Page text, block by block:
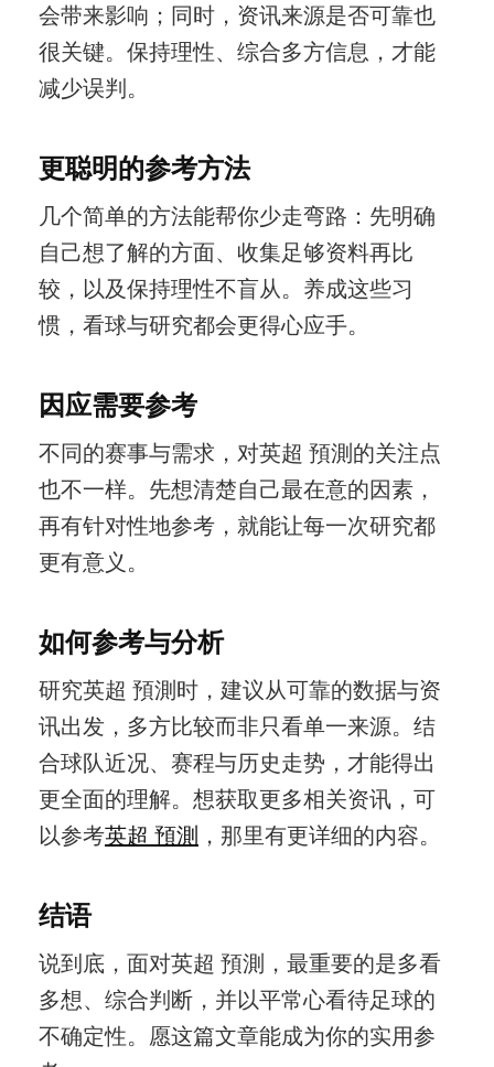
会带来影响；同时，资讯来源是否可靠也
很关键。保持理性、综合多方信息，才能
减少误判。
更聪明的参考方法
几个简单的方法能帮你少走弯路：先明确
自己想了解的方面、收集足够资料再比
较，以及保持理性不盲从。养成这些习
惯，看球与研究都会更得心应手。
因应需要参考
不同的赛事与需求，对英超 預測的关注点
也不一样。先想清楚自己最在意的因素，
再有针对性地参考，就能让每一次研究都
更有意义。
如何参考与分析
研究英超 預測时，建议从可靠的数据与资
讯出发，多方比较而非只看单一来源。结
合球队近况、赛程与历史走势，才能得出
更全面的理解。想获取更多相关资讯，可
以参考英超 預測 ，那里有更详细的内容。
结语
说到底，面对英超 預測，最重要的是多看
多想、综合判断，并以平常心看待足球的
不确定性。愿这篇文章能成为你的实用参